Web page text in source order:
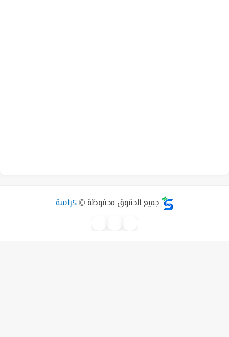
جميع الحقوق محفوظة © كراسة